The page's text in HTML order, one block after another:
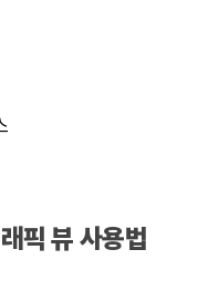
픽 뷰 사용법